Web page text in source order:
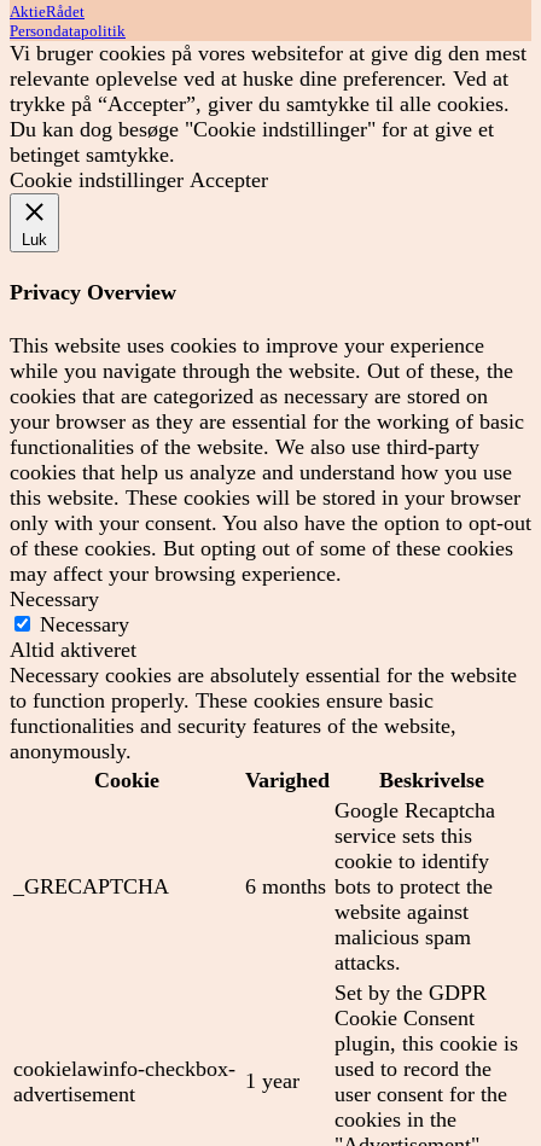
AktieRådet
Persondatapolitik
Vi bruger cookies på vores websitefor at give dig den mest
relevante oplevelse ved at huske dine preferencer. Ved at
trykke på “Accepter”, giver du samtykke til alle cookies.
Du kan dog besøge "Cookie indstillinger" for at give et
betinget samtykke.
Cookie indstillinger Accepter
Luk
Privacy Overview
This website uses cookies to improve your experience
while you navigate through the website. Out of these, the
cookies that are categorized as necessary are stored on
your browser as they are essential for the working of basic
functionalities of the website. We also use third-party
cookies that help us analyze and understand how you use
this website. These cookies will be stored in your browser
only with your consent. You also have the option to opt-out
of these cookies. But opting out of some of these cookies
may affect your browsing experience.
Necessary
Necessary
Altid aktiveret
Necessary cookies are absolutely essential for the website
to function properly. These cookies ensure basic
functionalities and security features of the website,
anonymously.
Cookie
Varighed Beskrivelse
_GRECAPTCHA 6 months
Google Recaptcha
service sets this
cookie to identify
bots to protect the
website against
malicious spam
attacks.
cookielawinfo-checkbox-
advertisement
1 year
Set by the GDPR
Cookie Consent
plugin, this cookie is
used to record the
user consent for the
cookies in the